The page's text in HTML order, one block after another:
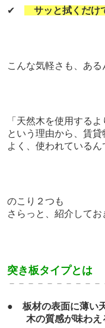
✔ サッと拭くだけ
こんな気軽さも、ある
「天然木を使用するよ
という理由から、賃
よく、使われているん
のこり２つも
さらっと、紹介してお
突き板タイプとは
－－－－－－－－－－
● 板材の表面に薄い
木の質感が味わえ